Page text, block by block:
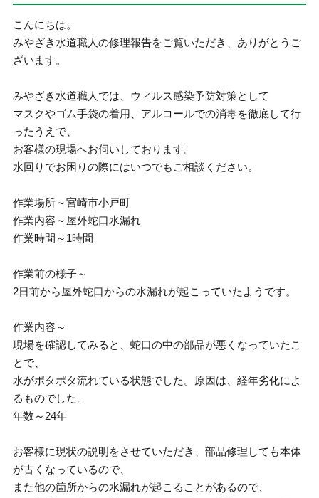
こんにちは。
みやざき水道職人の修理報告をご覧いただき、ありがとうご
ざいます。
みやざき水道職人では、ウィルス感染予防対策として
マスクやゴム手袋の着用、アルコールでの消毒を徹底して行
ったうえで、
お客様の現場へお伺いしております。
水回りでお困りの際にはいつでもご相談ください。
作業場所～宮崎市小戸町
作業内容～屋外蛇口水漏れ
作業時間～1時間
作業前の様子～
2日前から屋外蛇口からの水漏れが起こっていたようです。
作業内容～
現場を確認してみると、蛇口の中の部品が悪くなっていたこ
とで、
水がポタポタ流れている状態でした。原因は、経年劣化によ
るものでした。
年数～24年
お客様に現状の説明をさせていただき、部品修理しても本体
が古くなっているので、
また他の箇所からの水漏れが起こることがあるので、